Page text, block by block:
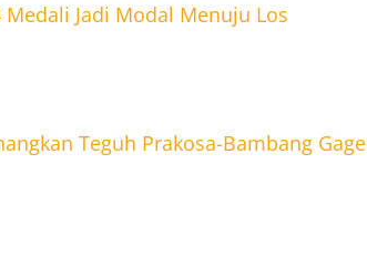
Jadi Modal Menuju Los
Teguh Prakosa-Bambang Gage